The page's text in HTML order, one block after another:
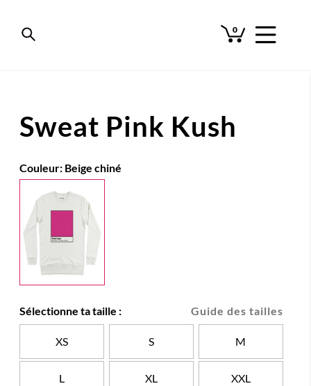
0
Sweat Pink Kush
Couleur: Beige chiné
Guide des tailles
Sélectionne ta taille :
XS S M
L XL XXL